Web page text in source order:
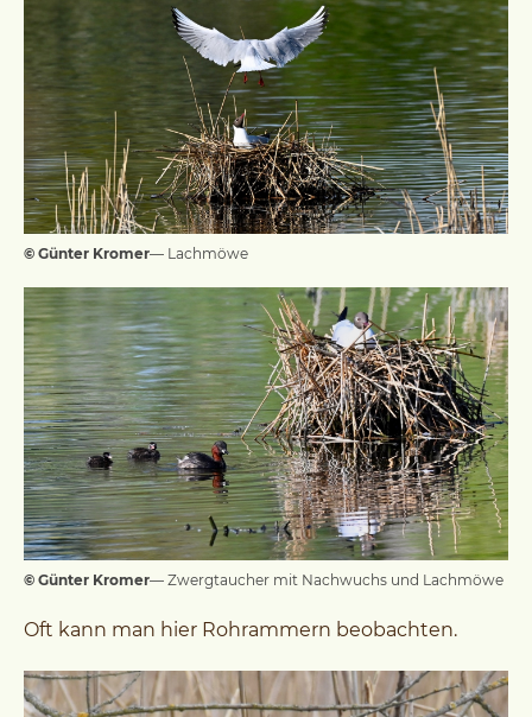
© Günter Kromer— Lachmöwe
© Günter Kromer— Zwergtaucher mit Nachwuchs und Lachmöwe
Oft kann man hier Rohrammern beobachten.